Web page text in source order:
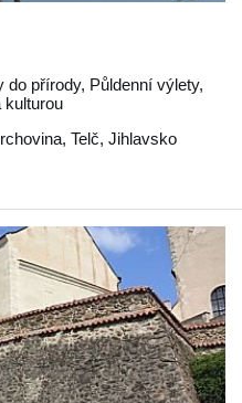
do přírody, Půldenní výlety,
kulturou
, Telč, Jihlavsko